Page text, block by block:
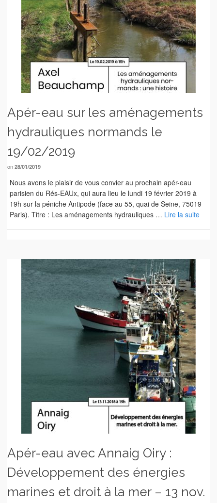
Apér-eau sur les aménagements
hydrauliques normands le
19/02/2019
on 28/01/2019
Nous avons le plaisir de vous convier au prochain apér-eau
parisien du Rés-EAUx, qui aura lieu le lundi 19 février 2019 à
19h sur la péniche Antipode (face au 55, quai de Seine, 75019
Paris). Titre : Les aménagements hydrauliques … Lire la suite
Apér-eau avec Annaig Oiry :
Développement des énergies
marines et droit à la mer – 13 nov.